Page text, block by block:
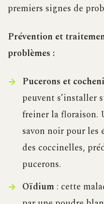
premiers signes de
Prévention et
problèmes :
Pucerons et
peuvent s’installer
freiner la floraison.
savon noir pour
des coccinelles,
pucerons.
Oïdium: cette